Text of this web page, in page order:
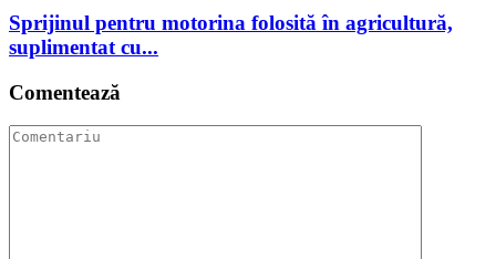
Sprijinul pentru motorina folosită în agricultură,
suplimentat cu...
Comentează